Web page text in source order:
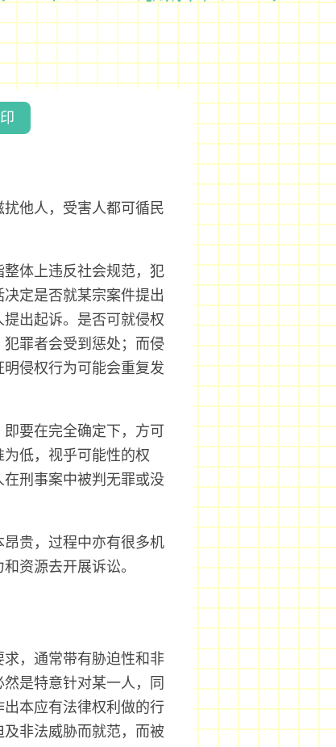
他人，受害人都可循民
体上违反社会规范，犯
定是否就某宗案件提出
出起诉。是否可就侵权
罪者会受到惩处；而侵
侵权行为可能会重复发
要在完全确定下，方可
低，视乎可能性的权
刑事案中被判无罪或没
贵，过程中亦有很多机
资源去开展诉讼。
，通常带有胁迫性和非
是特意针对某一人，同
本应有法律权利做的行
非法威胁而就范，而被